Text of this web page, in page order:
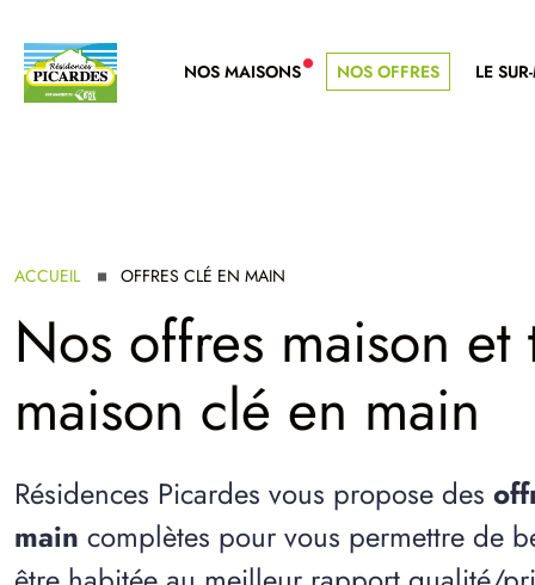
NOS MAISONS NOUVELLE GAMME
NOS OFFRES LE
ACCUEIL OFFRES CLÉ EN MAIN
Nos offres maison
maison clé en main
Résidences Picardes vous propose des
main complètes pour vous permettre de